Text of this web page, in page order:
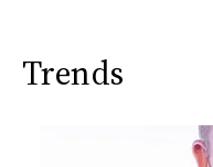
Trends